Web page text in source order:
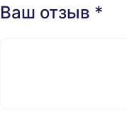
Ваш отзыв *